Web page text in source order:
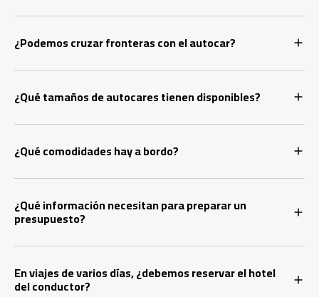
¿Podemos cruzar fronteras con el autocar?
¿Qué tamaños de autocares tienen disponibles?
¿Qué comodidades hay a bordo?
¿Qué información necesitan para preparar un
presupuesto?
En viajes de varios días, ¿debemos reservar el hotel
del conductor?